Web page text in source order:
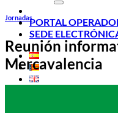
PORTAL
SEDE
Jornadas
Reunión
Mercavalencia